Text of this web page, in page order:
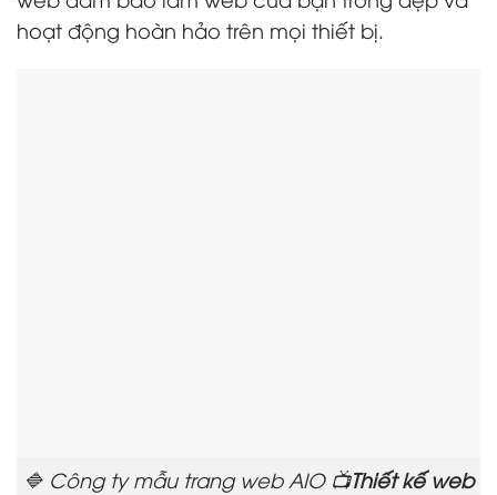
hoạt động hoàn hảo trên mọi thiết bị.
🔷 Công ty mẫu trang web AIO 📺Thiết kế web